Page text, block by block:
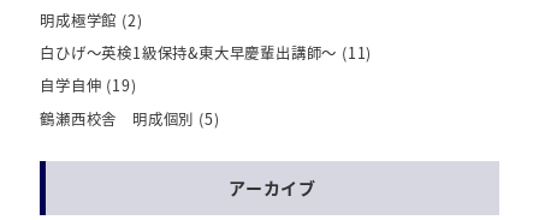
明成極学館 (2)
白ひげ～英検1級保持&東大早慶輩出講師～ (11)
自学自伸 (19)
鶴瀬西校舎 明成個別 (5)
アーカイブ